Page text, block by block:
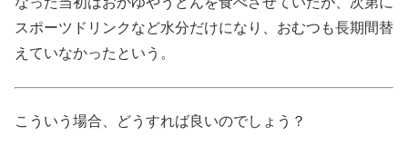
スポーツドリンクなど水分だけになり、おむつも長期間替
えていなかったという。
こういう場合、どうすれば良いのでしょう？